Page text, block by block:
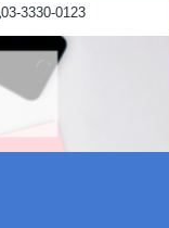
03-3330-0123